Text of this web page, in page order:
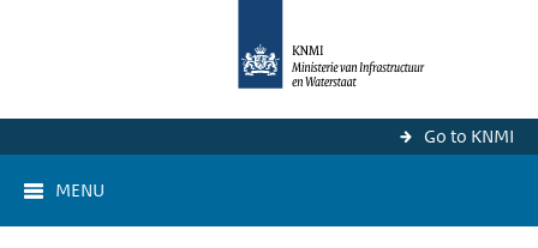
Go to KNMI
MENU